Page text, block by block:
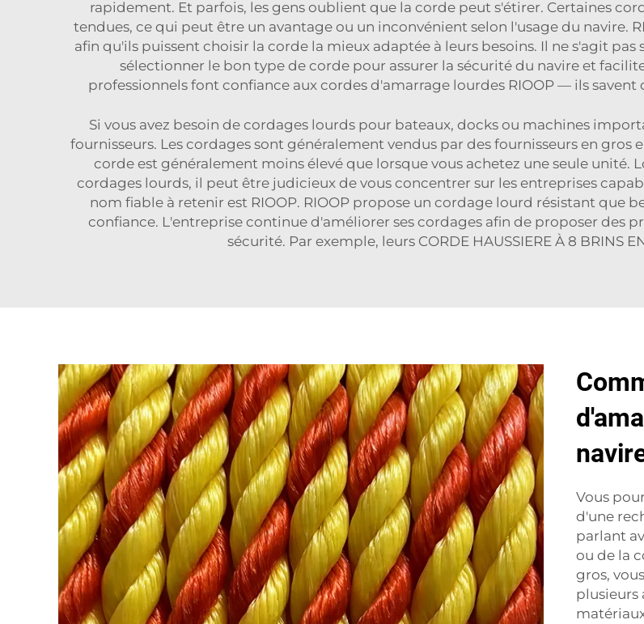
rapidement. Et parfois, les gens oublient que la corde peut s'étirer. Certaines
tendues, ce qui peut être un avantage ou un inconvénient selon l'usage du navire.
afin qu'ils puissent choisir la corde la mieux adaptée à leurs besoins. Il ne s'agit
sélectionner le bon type de corde pour assurer la sécurité du navire et
professionnels font confiance aux cordes d'amarrage lourdes RIOOP — ils
Si vous avez besoin de cordages lourds pour bateaux, docks ou machines
fournisseurs. Les cordages sont généralement vendus par des fournisseurs en
corde est généralement moins élevé que lorsque vous achetez une seule unité.
cordages lourds, il peut être judicieux de vous concentrer sur les entreprises
nom fiable à retenir est RIOOP. RIOOP propose un cordage lourd résistant que
confiance. L'entreprise continue d'améliorer ses cordages afin de proposer des
sécurité. Par exemple, leurs CORDE HAUSSIERE À 8 BRINS
Vous
d'une
parlant
ou de la
gros,
plusieurs